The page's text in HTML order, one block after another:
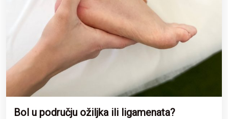
Bol u području ožiljka ili ligamenata?